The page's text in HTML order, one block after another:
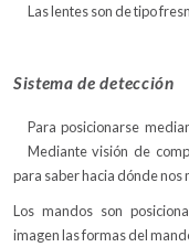
Las lentes son de tipo
Sistema de detección
Para posicionarse
Mediante visión de
para saber hacia dónde nos
Los mandos son
imagen las formas del